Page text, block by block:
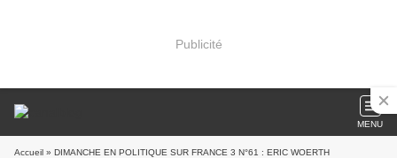
Publicité
MENU
Accueil » DIMANCHE EN POLITIQUE SUR FRANCE 3 N°61 : ERIC WOERTH